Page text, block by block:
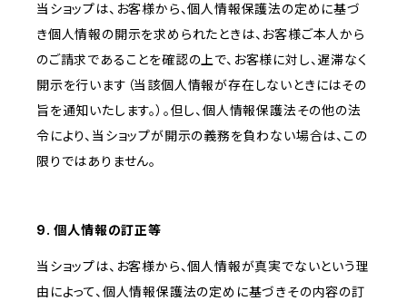
当ショップは、お客様から、個人情報保護法の定めに基づ
き個人情報の開示を求められたときは、お客様ご本人から
のご請求であることを確認の上で、お客様に対し、遅滞なく
開示を行います（当該個人情報が存在しないときにはその
旨を通知いたします。）。但し、個人情報保護法その他の法
令により、当ショップが開示の義務を負わない場合は、この
限りではありません。
9. 個人情報の訂正等
当ショップは、お客様から、個人情報が真実でないという理
由によって、個人情報保護法の定めに基づきその内容の訂